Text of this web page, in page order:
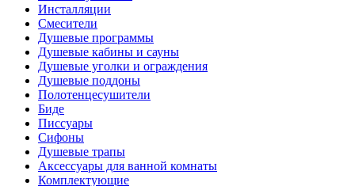
Инсталляции
Смесители
Душевые программы
Душевые кабины и сауны
Душевые уголки и ограждения
Душевые поддоны
Полотенцесушители
Биде
Писсуары
Сифоны
Душевые трапы
Аксессуары для ванной комнаты
Комплектующие